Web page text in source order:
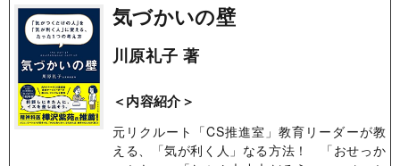
気づかいの壁
川原礼子 著
＜内容紹介＞
元リクルート「CS推進室」教育リーダーが教
える、「気が利く人」なる方法！ 「おせっか